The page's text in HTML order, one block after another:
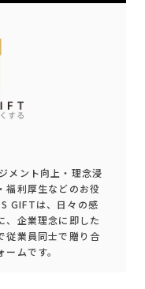
メント向上・理念浸
福利厚生などのお役
GIFTは、日々の感
、企業理念に即した
従業員同士で贈り合
ムです。